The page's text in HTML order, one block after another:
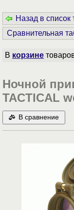
Назад в список
Сравнительная
В корзине
Ночной
TACTICAL
В сравнение